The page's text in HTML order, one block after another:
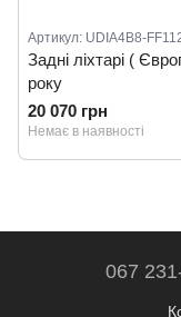
Артикул: UDIA4B8-
Задні ліхтарі (
року
20 070 грн
Немає в наявності
067